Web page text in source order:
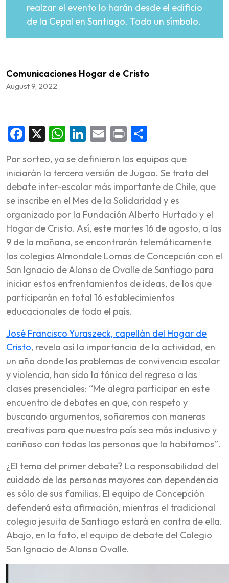
realzar el evento lo harán desde el edificio
de la Cepal en Santiago. Todo un símbolo.
Comunicaciones Hogar de Cristo
August 9, 2022
Facebook
X WhatsApp
LinkedIn
Email
Print
Por sorteo, ya se definieron los equipos que
iniciarán la tercera versión de Jugao. Se trata del
debate inter-escolar más importante de Chile, que
se inscribe en el Mes de la Solidaridad y es
organizado por la Fundación Alberto Hurtado y el
Hogar de Cristo. Así, este martes 16 de agosto, a las
9 de la mañana, se encontrarán telemáticamente
los colegios Almondale Lomas de Concepción con el
San Ignacio de Alonso de Ovalle de Santiago para
iniciar estos enfrentamientos de ideas, de los que
participarán en total 16 establecimientos
educacionales de todo el país.
José Francisco Yuraszeck, capellán del Hogar de
Cristo, revela así la importancia de la actividad, en
un año donde los problemas de convivencia escolar
y violencia, han sido la tónica del regreso a las
clases presenciales: “Me alegra participar en este
encuentro de debates en que, con respeto y
buscando argumentos, soñaremos con maneras
creativas para que nuestro país sea más inclusivo y
cariñoso con todas las personas que lo habitamos”.
¿El tema del primer debate? La responsabilidad del
cuidado de las personas mayores con dependencia
es sólo de sus familias. El equipo de Concepción
defenderá esta afirmación, mientras el tradicional
colegio jesuita de Santiago estará en contra de ella.
Abajo, en la foto, el equipo de debate del Colegio
San Ignacio de Alonso Ovalle.